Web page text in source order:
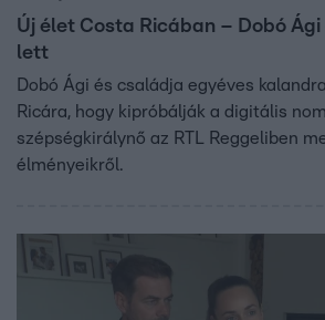
Új élet Costa Ricában – Dobó
lett
Dobó Ági és családja egyéves
Ricára, hogy kipróbálják a digitális
szépségkirálynő az RTL Reggeliben
élményeikről.